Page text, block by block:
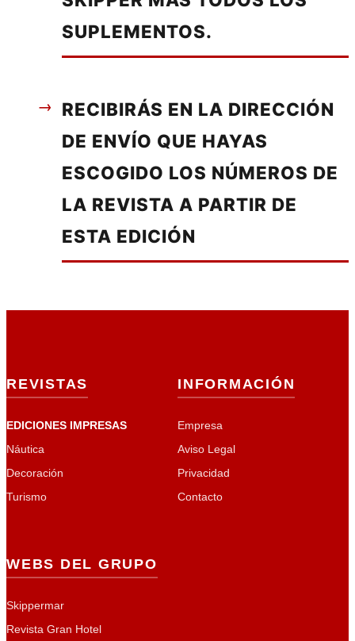
SUPLEMENTOS.
RECIBIRÁS EN LA DIRECCIÓN
DE ENVÍO QUE HAYAS
ESCOGIDO LOS NÚMEROS DE
LA REVISTA A PARTIR DE
ESTA EDICIÓN
REVISTAS
EDICIONES IMPRESAS
Náutica
Decoración
Turismo
INFORMACIÓN
Empresa
Aviso Legal
Privacidad
Contacto
WEBS DEL GRUPO
Skippermar
Revista Gran Hotel